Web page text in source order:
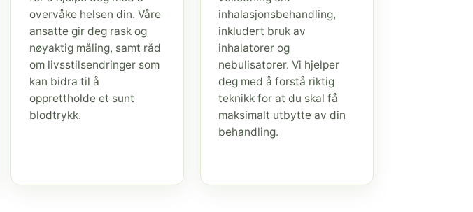
overvåke helsen din. Våre
ansatte gir deg rask og
nøyaktig måling, samt råd
om livsstilsendringer som
kan bidra til å
opprettholde et sunt
blodtrykk.
inhalasjonsbehandling,
inkludert bruk av
inhalatorer og
nebulisatorer. Vi hjelper
deg med å forstå riktig
teknikk for at du skal få
maksimalt utbytte av din
behandling.